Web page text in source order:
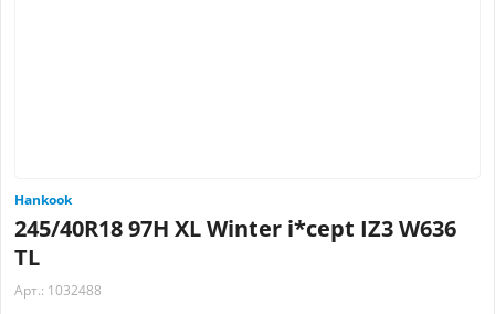
Hankook
245/40R18 97H XL Winter i*cept IZ3 W636
TL
Арт.: 1032488